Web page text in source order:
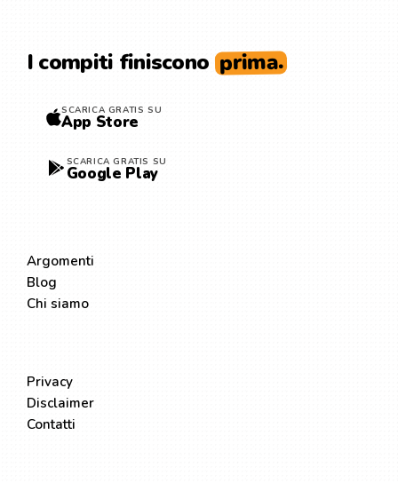
I compiti finiscono prima.
SCARICA GRATIS SU
App Store
SCARICA GRATIS SU
Google Play
Argomenti
Blog
Chi siamo
Privacy
Disclaimer
Contatti